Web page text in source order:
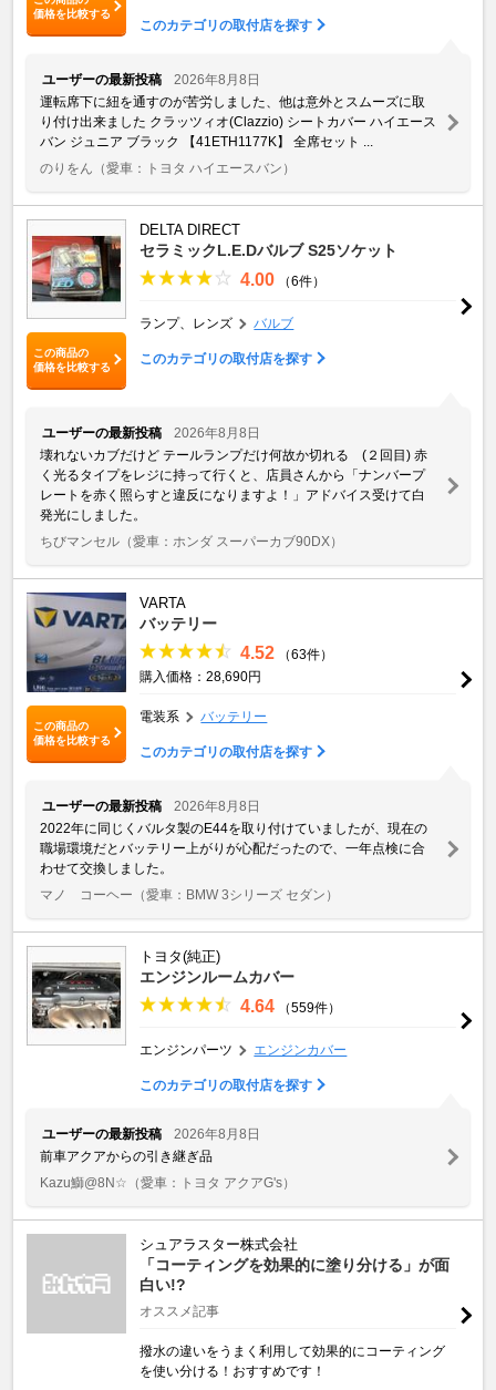
価格を比較する
このカテゴリの取付店を探す
ユーザーの最新投稿
2026年8月8日
運転席下に紐を通すのが苦労しました、他は意外とスムーズに取
り付け出来ました クラッツィオ(Clazzio) シートカバー ハイエース
バン ジュニア ブラック 【41ETH1177K】 全席セット ...
のりをん （愛車：トヨタ ハイエースバン）
この商品の
価格を比較する
DELTA DIRECT
セラミックL.E.Dバルブ S25ソケット
4.00 （6件）
ランプ、レンズ バルブ
このカテゴリの取付店を探す
ユーザーの最新投稿
2026年8月8日
壊れないカブだけど テールランプだけ何故か切れる (２回目) 赤
く光るタイプをレジに持って行くと、店員さんから「ナンバープ
レートを赤く照らすと違反になりますよ！」アドバイス受けて白
発光にしました。
ちびマンセル （愛車：ホンダ スーパーカブ90DX）
この商品の
価格を比較する
VARTA
バッテリー
4.52
（63件）
購入価格：28,690円
電装系 バッテリー
このカテゴリの取付店を探す
ユーザーの最新投稿
2026年8月8日
2022年に同じくバルタ製のE44を取り付けていましたが、現在の
職場環境だとバッテリー上がりが心配だったので、一年点検に合
わせて交換しました。
マノ コーヘー （愛車：BMW 3シリーズ セダン）
トヨタ(純正)
エンジンルームカバー
4.64 （559件）
エンジンパーツ エンジンカバー
このカテゴリの取付店を探す
ユーザーの最新投稿
2026年8月8日
前車アクアからの引き継ぎ品
Kazu鰤@8N☆ （愛車：トヨタ アクアG's）
シュアラスター株式会社
「コーティングを効果的に塗り分ける」が面
白い!?
オススメ記事
撥水の違いをうまく利用して効果的にコーティング
を使い分ける！おすすめです！